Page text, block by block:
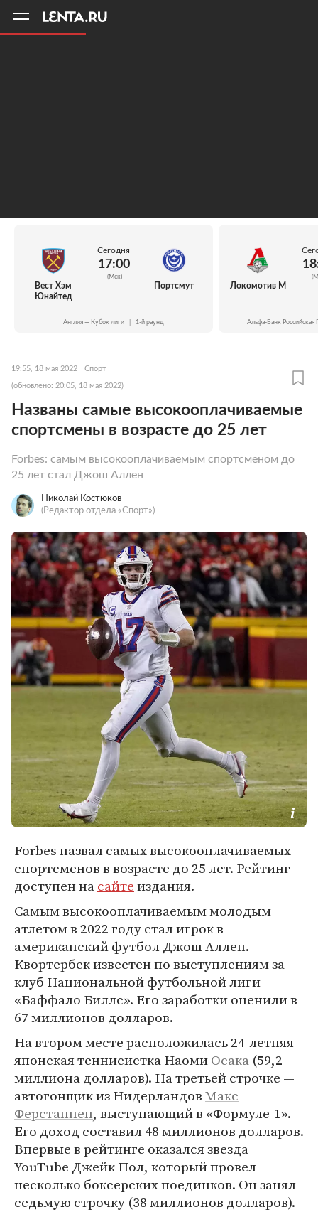
Вест Хэм
Юнайтед
Сегодня
17:00
(Мск)
Портсмут
Англия — Кубок лиги 1-й раунд
Локомотив М
Альфа-Банк Российская
19:55, 18 мая 2022 Спорт
(обновлено: 20:05, 18 мая 2022)
Названы самые высокооплачиваемые
спортсмены в возрасте до 25 лет
Forbes: самым высокооплачиваемым спортсменом до
25 лет стал Джош Аллен
Николай Костюков
(Редактор отдела «Спорт»)
Forbes назвал самых высокооплачиваемых
спортсменов в возрасте до 25 лет. Рейтинг
доступен насайтеиздания.
Самым высокооплачиваемым молодым
атлетом в 2022 году стал игрок в
американский футбол Джош Аллен.
Квортербек известен по выступлениям за
клуб Национальной футбольной лиги
«Баффало Биллс». Его заработки оценили в
67 миллионов долларов.
На втором месте расположилась 24-летняя
японская теннисистка НаомиОсака (59,2
миллиона долларов). На третьей строчке —
автогонщик из НидерландовМакс
Ферстаппен, выступающий в «Формуле-1».
Его доход составил 48 миллионов долларов.
Впервые в рейтинге оказался звезда
YouTube Джейк Пол, который провел
несколько боксерских поединков. Он занял
седьмую строчку (38 миллионов долларов).